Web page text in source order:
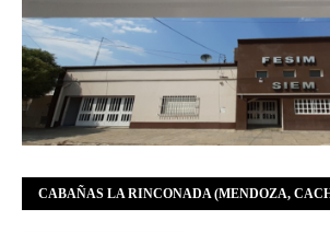
CABAÑAS LA RINCONADA (MENDOZA,